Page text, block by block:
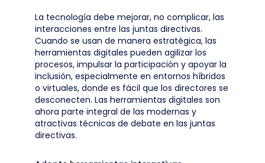
La tecnología debe mejorar, no complicar, las
interacciones entre las juntas directivas.
Cuando se usan de manera estratégica, las
herramientas digitales pueden agilizar los
procesos, impulsar la participación y apoyar la
inclusión, especialmente en entornos híbridos
o virtuales, donde es fácil que los directores se
desconecten. Las herramientas digitales son
ahora parte integral de las modernas y
atractivas técnicas de debate en las juntas
directivas.